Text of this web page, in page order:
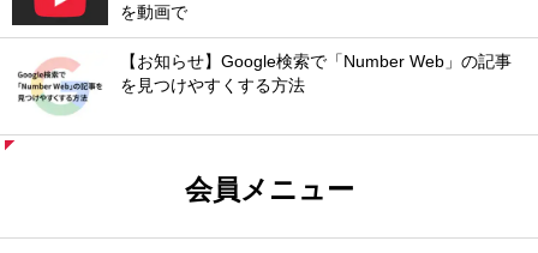
を動画で
【お知らせ】Google検索で「Number Web」の記事
を見つけやすくする方法
会員メニュー